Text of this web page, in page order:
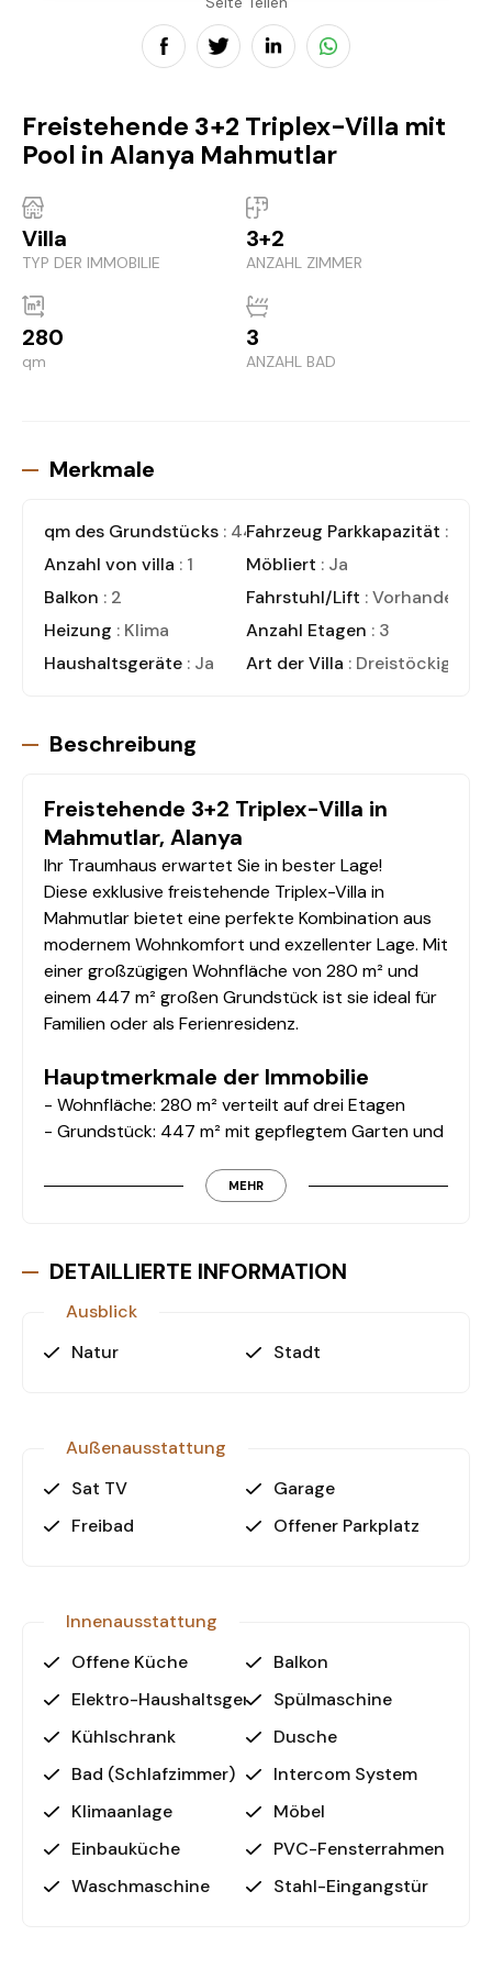
Freistehende 3+2 Triplex-Villa mit
Pool in Alanya Mahmutlar
Villa
TYP DER IMMOBILIE
3+2
ANZAHL ZIMMER
280
qm
3
ANZAHL BAD
Merkmale
qm des Grundstücks : 447Fahrzeug Parkkapazität : 2
Anzahl von villa : 1 Möbliert : Ja
Balkon : 2 Fahrstuhl/Lift : Vorhanden
Heizung : Klima Anzahl Etagen : 3
Haushaltsgeräte : Ja Art der Villa : Dreistöckige
Beschreibung
Freistehende 3+2 Triplex-Villa in
Mahmutlar, Alanya
Ihr Traumhaus erwartet Sie in bester Lage!
Diese exklusive freistehende Triplex-Villa in
Mahmutlar bietet eine perfekte Kombination aus
modernem Wohnkomfort und exzellenter Lage. Mit
einer großzügigen Wohnfläche von 280 m² und
einem 447 m² großen Grundstück ist sie ideal für
Familien oder als Ferienresidenz.
Hauptmerkmale der Immobilie
- Wohnfläche: 280 m² verteilt auf drei Etagen
- Grundstück: 447 m² mit gepflegtem Garten und
- Zimmeraufteilung: 3 Schlafzimmer, 2 Wohnzimmer
ein Balkon für entspannte Stunden im Freien
bezugsfertig
- Pool und Parkmöglichkeiten: Privater
Lage und Umgebung
Diese Villa überzeugt nicht nur durch ihre
hochwertige Bauweise, sondern auch durch ihre
hervorragende Lage:
Besorgungen leicht gemacht
- 35 km zum Flughafen Alanya-Gazipasa –
perfekte Anbindung für Reisende
- 145 km zum Flughafen Antalya – ideal für
internationale Verbindungen
Die Immobilie bietet ein luxuriöses Wohngefühl
kombiniert mit einer ruhigen, aber zentralen Lage.
Der große Garten mit ausgewachsenen Bäumen
sorgt für Privatsphäre und eine entspannte
MEHR
DETAILLIERTE INFORMATION
Ausblick
Natur
Stadt
Außenausstattung
Sat TV
Garage
Freibad
Offener Parkplatz
Innenausstattung
Offene Küche
Balkon
Elektro-HaushaltsgeräteSpülmaschine
Kühlschrank
Dusche
Bad (Schlafzimmer)
Intercom System
Klimaanlage
Möbel
Einbauküche
PVC-Fensterrahmen
Waschmaschine
Stahl-Eingangstür